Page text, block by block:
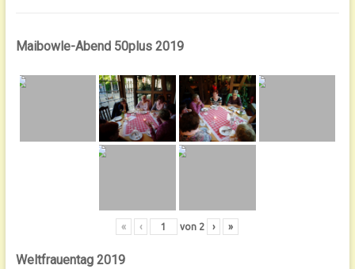
Maibowle-Abend 50plus 2019
« ‹ von 2 › »
Weltfrauentag 2019